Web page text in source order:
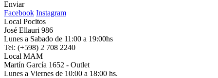
Enviar
Facebook Instagram
Local Pocitos
José Ellauri 986
Lunes a Sabado de 11:00 a 19:00hs
Tel: (+598) 2 708 2240
Local MAM
Martín García 1652 - Outlet
Lunes a Viernes de 10:00 a 18:00 hs.